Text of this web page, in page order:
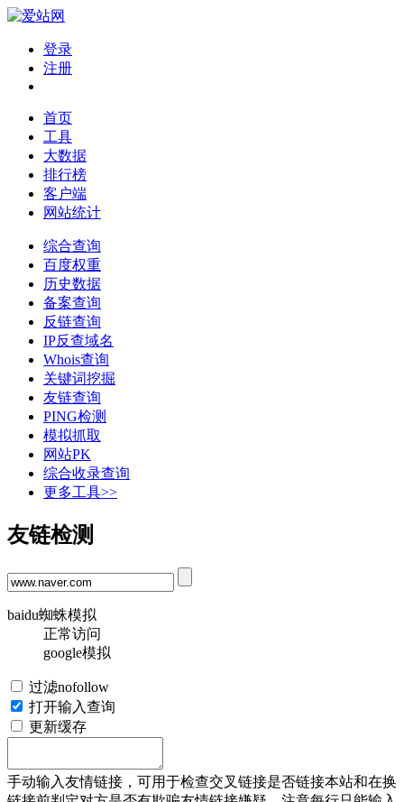
登录
注册
首页
工具
大数据
排行榜
客户端
网站统计
综合查询
百度权重
历史数据
备案查询
反链查询
IP反查域名
Whois查询
关键词挖掘
友链查询
PING检测
模拟抓取
网站PK
综合收录查询
更多工具>>
友链检测
baidu蜘蛛模拟
正常访问
google模拟
过滤nofollow
打开输入查询
更新缓存
手动输入友情链接，可用于检查交叉链接是否链接本站和在换